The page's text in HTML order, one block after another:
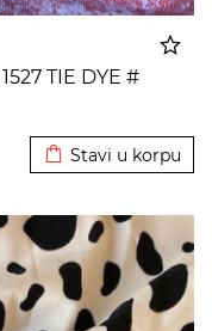
TIE DYE #
Stavi u korpu